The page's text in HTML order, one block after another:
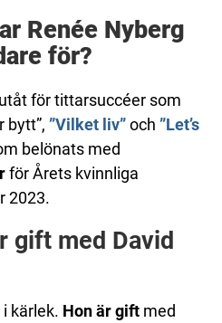
Renée Nyberg
för?
för tittarsuccéer som
bytt”, ”Vilket liv”och ”Let’s
belönats med
för Årets kvinnliga
2023.
gift med David
kärlek. Hon är giftmed